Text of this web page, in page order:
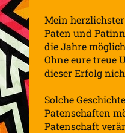
Mein
Paten und
die Jahre
Ohne eure treue
dieser Erfolg
Solche
Patenschaften
Patenschaft